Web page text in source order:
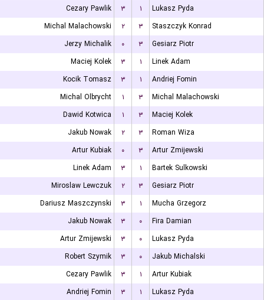
Cezary Pawlik
۳ ۱
Lukasz Pyda
Michal Malachowski
۲ ۳
Staszczyk Konrad
Jerzy Michalik
۰ ۳
Gesiarz Piotr
Maciej Kolek
۳ ۱
Linek Adam
Kocik Tomasz
۳ ۱
Andriej Fomin
Michal Olbrycht
۱ ۳
Michal Malachowski
Dawid Kotwica
۱ ۳
Maciej Kolek
Jakub Nowak
۲ ۳
Roman Wiza
Artur Kubiak
۰ ۳
Artur Zmijewski
Linek Adam
۳ ۱
Bartek Sulkowski
Miroslaw Lewczuk
۲ ۳
Gesiarz Piotr
Dariusz Maszczynski
۳ ۱
Mucha Grzegorz
Jakub Nowak
۳ ۰
Fira Damian
Artur Zmijewski
۳ ۰
Lukasz Pyda
Robert Szymik
۳ ۰
Jakub Michalski
Cezary Pawlik
۳ ۱
Artur Kubiak
Andriej Fomin
۳ ۱ Lukasz Pyda